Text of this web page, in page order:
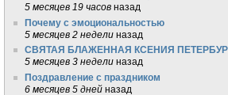
5 месяцев 19 часов назад
Почему с эмоциональностью
5 месяцев 2 недели назад
СВЯТАЯ БЛАЖЕННАЯ КСЕНИЯ
5 месяцев 3 недели назад
Поздравление с праздником
6 месяцев 5 дней назад